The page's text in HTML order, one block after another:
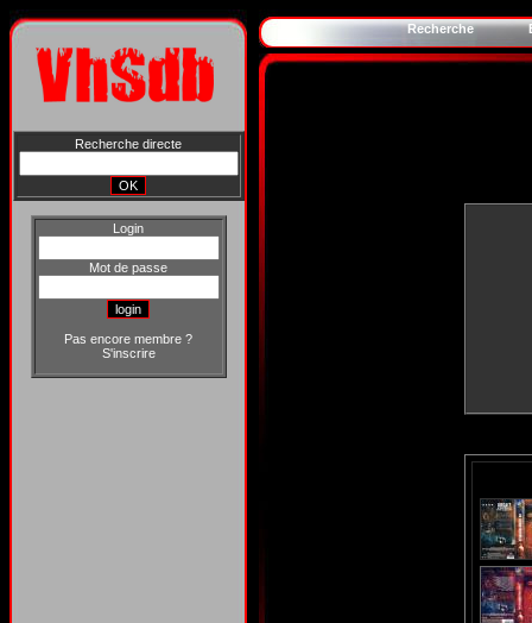
Recherche directe
Login
Mot de passe
Pas encore membre ?
S'inscrire
Recherche